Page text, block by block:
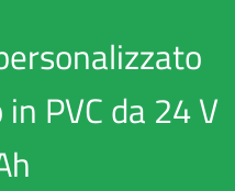
PVC da 24 V